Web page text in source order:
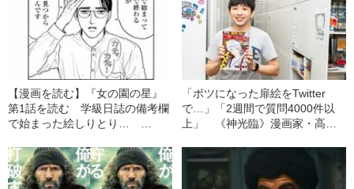
【漫画を読む】『女の園の星』
第1話を読む 学級日誌の備考欄
で始まった絵しりとり…
る答えとは？
「ボツになった扉絵をTwitter
で…」「2週間で質問4000件以
上」 《神光臨》漫画家・高橋
したワケ